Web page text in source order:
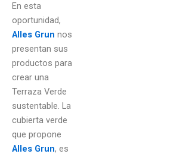
En esta
oportunidad,
Alles Grun nos
presentan sus
productos para
crear una
Terraza Verde
sustentable. La
cubierta verde
que propone
Alles Grun, es